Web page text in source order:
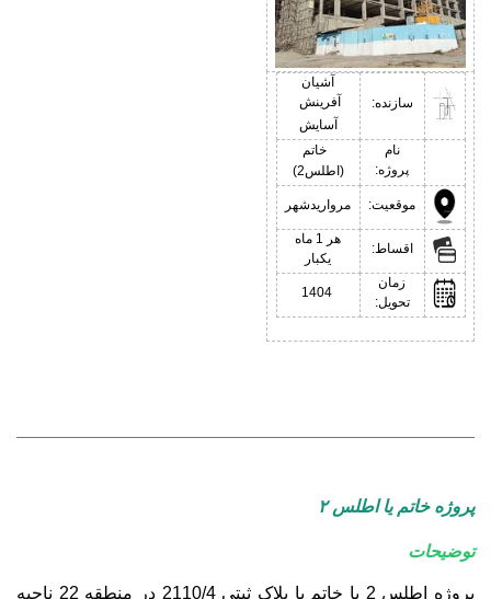
سازنده:
آشیان
آفرینش
آسایش
نام
پروژه:
خاتم
(اطلس2)
موقعیت: مرواریدشهر
اقساط:
هر 1 ماه
یکبار
زمان
تحویل:
1404
پروژه خاتم یا اطلس ۲
توضیحات
پروژه اطلس 2 یا خاتم با پلاک ثبتی 2110/4 در منطقه 22 ناحیه